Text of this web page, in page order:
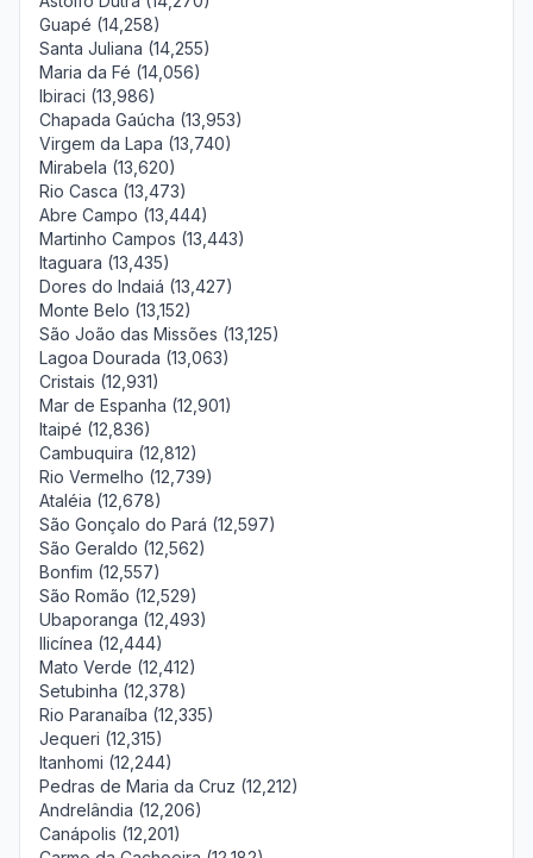
Guapé (14,258)
Santa Juliana (14,255)
Maria da Fé (14,056)
Ibiraci (13,986)
Chapada Gaúcha (13,953)
Virgem da Lapa (13,740)
Mirabela (13,620)
Rio Casca (13,473)
Abre Campo (13,444)
Martinho Campos (13,443)
Itaguara (13,435)
Dores do Indaiá (13,427)
Monte Belo (13,152)
São João das Missões (13,125)
Lagoa Dourada (13,063)
Cristais (12,931)
Mar de Espanha (12,901)
Itaipé (12,836)
Cambuquira (12,812)
Rio Vermelho (12,739)
Ataléia (12,678)
São Gonçalo do Pará (12,597)
São Geraldo (12,562)
Bonfim (12,557)
São Romão (12,529)
Ubaporanga (12,493)
Ilicínea (12,444)
Mato Verde (12,412)
Setubinha (12,378)
Rio Paranaíba (12,335)
Jequeri (12,315)
Itanhomi (12,244)
Pedras de Maria da Cruz (12,212)
Andrelândia (12,206)
Canápolis (12,201)